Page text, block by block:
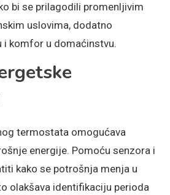
bi se prilagodili promenljivim
uslovima, dodatno
i komfor u domaćinstvu.
termostata omogućava
energije. Pomoću senzora i
kako se potrošnja menja u
olakšava identifikaciju perioda